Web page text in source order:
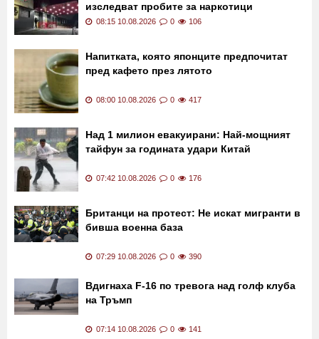
изследват пробите за наркотици
08:15 10.08.2026 0 106
Напитката, която японците предпочитат
пред кафето през лятото
08:00 10.08.2026 0 417
Над 1 милион евакуирани: Най-мощният
тайфун за годината удари Китай
07:42 10.08.2026 0 176
Британци на протест: Не искат мигранти в
бивша военна база
07:29 10.08.2026 0 390
Вдигнаха F-16 по тревога над голф клуба
на Тръмп
07:14 10.08.2026 0 141